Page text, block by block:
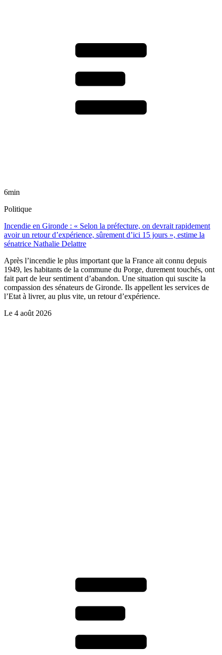
6min
Politique
Incendie en Gironde : « Selon la préfecture, on devrait rapidement
avoir un retour d’expérience, sûrement d’ici 15 jours », estime la
sénatrice Nathalie Delattre
Après l’incendie le plus important que la France ait connu depuis
1949, les habitants de la commune du Porge, durement touchés, ont
fait part de leur sentiment d’abandon. Une situation qui suscite la
compassion des sénateurs de Gironde. Ils appellent les services de
l’Etat à livrer, au plus vite, un retour d’expérience.
Le 4 août 2026